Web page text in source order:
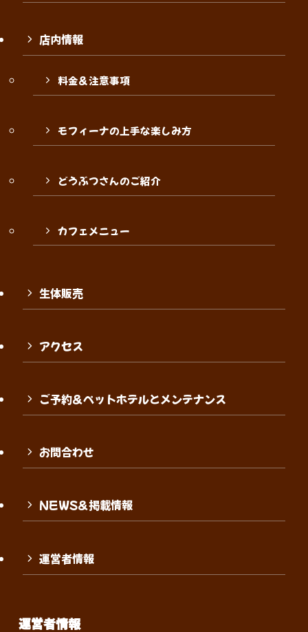
店内情報
料金＆注意事項
モフィーナの上手な楽しみ方
どうぶつさんのご紹介
カフェメニュー
生体販売
アクセス
ご予約＆ペットホテルとメンテナンス
お問合わせ
NEWS＆掲載情報
運営者情報
運営者情報